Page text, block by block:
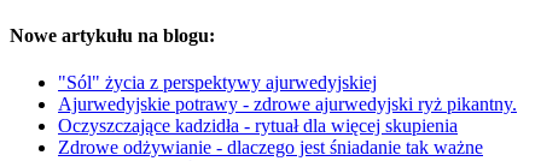
Nowe artykułu na blogu:
"Sól" życia z perspektywy ajurwedyjskiej
Ajurwedyjskie potrawy - zdrowe ajurwedyjski ryż pikantny.
Oczyszczające kadzidła - rytuał dla więcej skupienia
Zdrowe odżywianie - dlaczego jest śniadanie tak ważne